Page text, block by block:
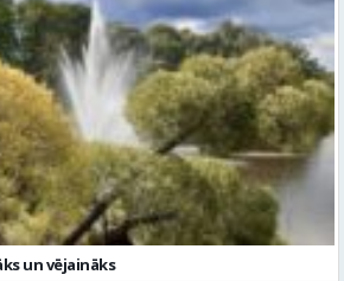
un vējaināks